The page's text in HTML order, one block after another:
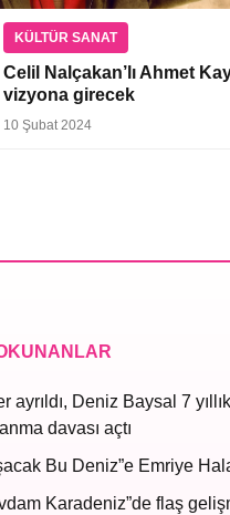
KÜLTÜR SANAT
Celil Nalçakan’lı Ahmet
vizyona girecek
10 Şubat 2024
ayrıldı, Deniz Baysal 7
davası açtı
Bu Deniz”e Emriye
Karadeniz”de flaş